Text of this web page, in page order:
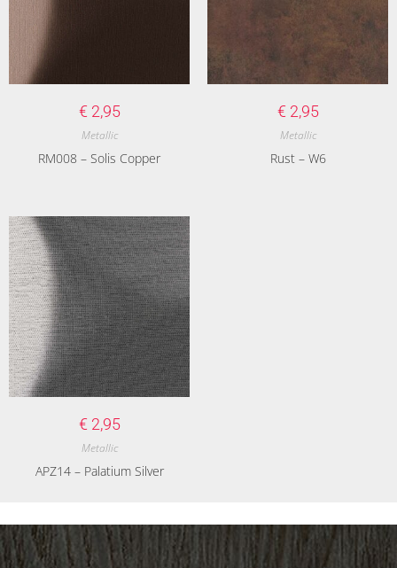
€ 2,95
Metallic
RM008 – Solis Copper
€ 2,95
Metallic
Rust – W6
€ 2,95
Metallic
APZ14 – Palatium Silver